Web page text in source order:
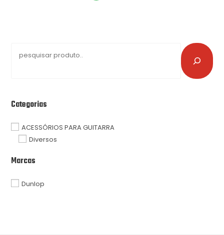
Categorias
ACESSÓRIOS PARA GUITARRA
Diversos
Marcas
Dunlop